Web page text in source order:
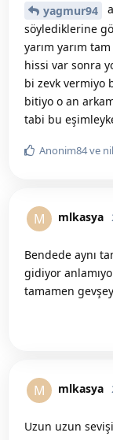
yagmur94
söylediklerine
yarım yarım
hissi var sonra
bi zevk vermiyo
bitiyo o an
tabi bu
Anonim84ve
M mlkasya
Bendede aynı
gidiyor
tamamen
M mlkasya
Uzun uzun